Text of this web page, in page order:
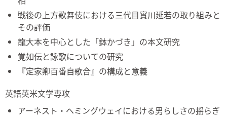
戦後の上方歌舞伎における三代目實川延若の取り組みと
その評価
龍大本を中心とした「鉢かづき」の本文研究
覚如伝と詠歌についての研究
『定家卿百番自歌合』の構成と意義
英語英米文学専攻
アーネスト・ヘミングウェイにおける男らしさの揺らぎ